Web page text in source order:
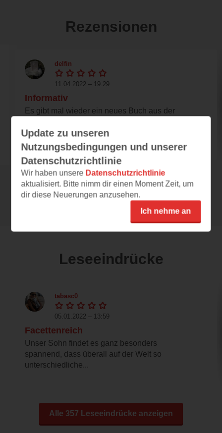
Rezensionen
delfin
11.04.2022 – 19:29
Informativ
Es gibt mal wieder ein neues Buch aus der
neuen Buch geht...
Alle 64 Rezensionen anzeigen
Leseeindrücke
tabasc0
05.01.2022 – 13:59
Facettenreich
Unser Sohn findet es ganz besonders
spannend, dass überall auf der Welt so
unterschiedliche...
Alle 357 Leseeindrücke anzeigen
Update zu unseren
Nutzungsbedingungen und unserer
Datenschutzrichtlinie
Wir haben unsere Datenschutzrichtlinie
aktualisiert. Bitte nimm dir einen Moment Zeit, um
dir diese Neuerungen anzusehen.
Ich nehme an